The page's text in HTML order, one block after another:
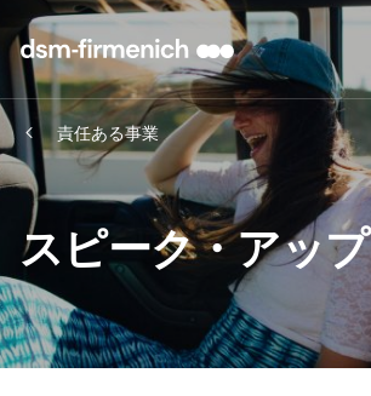
責任ある事業
スピーク・アップ